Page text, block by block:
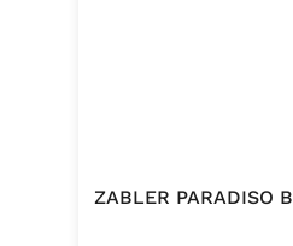
ZABLER PARADISO